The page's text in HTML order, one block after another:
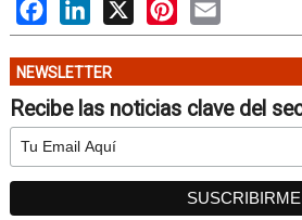
FacebookLinkedIn
X PinterestEmail
NEWSLETTER
Recibe las noticias clave del